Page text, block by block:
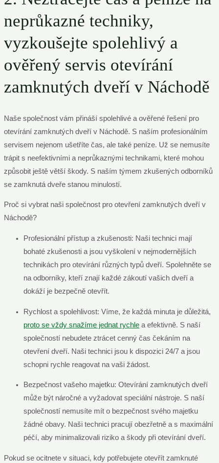
neprůkazné techniky,
vyzkoušejte spolehlivý a
ověřený servis otevírání
zamknutých dveří v Náchodě
Naše společnost vám přináší spolehlivé a ověřené řešení pro
otevírání zamknutých dveří v Náchodě. S naším profesionálním
servisem nejenom ušetříte čas, ale také peníze. Už se nemusíte
trápit s neefektivními a neprůkaznými technikami, které mohou
způsobit ještě větší škody. S naším týmem zkušených odborníků
se zamknutá dveře stanou minulostí.
Proč si vybrat naši společnost pro otevření zamknutých dveří v
Náchodě?
Profesionální přístup a zkušenosti: Naši technici mají
bohaté zkušenosti a jsou vyškolení v nejmodernějších
technikách pro otevírání různých typů dveří. Spolehněte se
na odborníky, kteří znají každé zákoutí vašich dveří a
dokáží je bezpečně otevřít.
Rychlost a spolehlivost: Víme, že každá minuta je důležitá,
proto se vždy snažíme jednat rychle a efektivně. S naší
společností nebudete ztrácet cenný čas čekáním na
otevření dveří. Naši technici jsou k dispozici 24/7 a jsou
schopni rychle reagovat na vaši žádost.
Bezpečnost vašeho majetku: Otevírání zamknutých dveří
může být náročné a vyžadovat speciální nástroje. S naší
společností nemusíte mít o bezpečnost svého majetku
žádné obavy. Naši technici pracují obezřetně a s maximální
péčí, aby minimalizovali riziko a škody při otevírání dveří.
Pokud se ocitnete v situaci, kdy potřebujete otevřít zamknuté